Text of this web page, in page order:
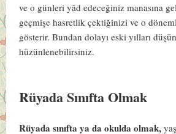
ve o günleri yâd edeceğiniz manasına
geçmişe hasretlik çektiğinizi ve o
gösterir. Bundan dolayı eski yılları
hüzünlenebilirsiniz.
Rüyada Sınıfta Olmak
Rüyada sınıfta ya da okulda olmak,